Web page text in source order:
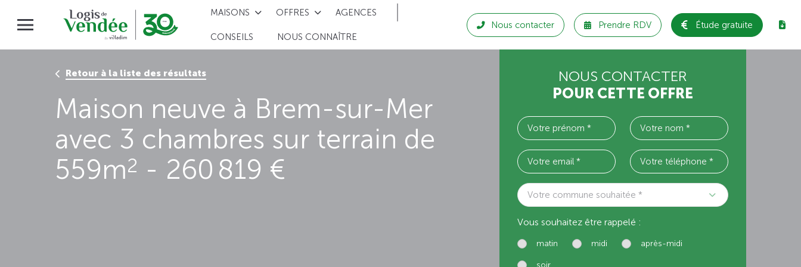
MAISONS OFFRES AGENCES
CONSEILS NOUS CONNAÎTRE
Nous contacter Prendre RDV Étude gratuite
Retour à la liste des résultats
Maison neuve à Brem-sur-Mer
avec 3 chambres sur terrain de
559m2 - 260 819 €
NOUS CONTACTER
POUR CETTE OFFRE
Votre commune souhaitée *
Vous souhaitez être rappelé :
matin midi après-midi